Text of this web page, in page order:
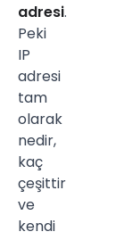
adresi.
Peki
IP
adresi
tam
olarak
nedir,
kaç
çeşittir
ve
kendi